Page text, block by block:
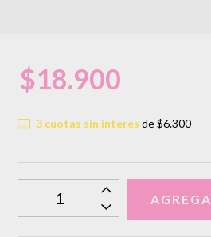
$18.900
3cuotas sin interés de$6.300